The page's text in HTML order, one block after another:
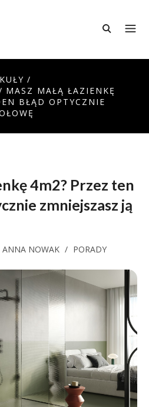
/
MASZ MAŁĄ ŁAZIENKĘ
BŁĄD OPTYCZNIE
4m2? Przez ten
zmniejszasz ją
ANNA NOWAK / PORADY